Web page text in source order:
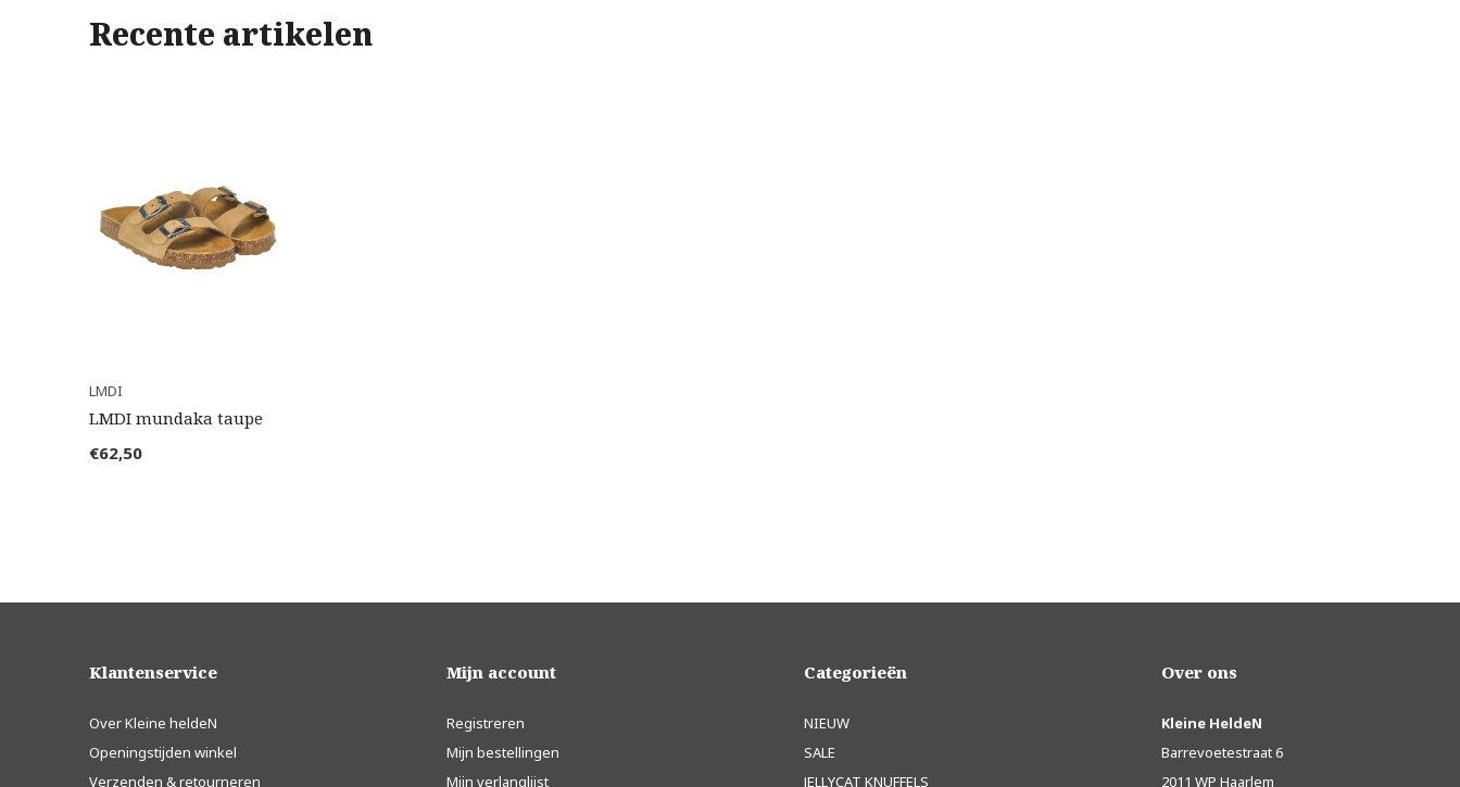
Recente artikelen
LMDI
LMDI mundaka taupe
€62,50
Klantenservice
Over Kleine heldeN
Openingstijden winkel
Verzenden & retourneren
Mijn account
Registreren
Mijn bestellingen
Mijn verlanglijst
Categorieën
NIEUW
SALE
JELLYCAT KNUFFELS
Over ons
Kleine HeldeN
Barrevoetestraat 6
2011 WP Haarlem